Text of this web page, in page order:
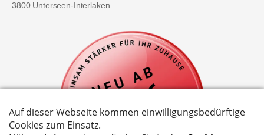
3800 Unterseen-Interlaken